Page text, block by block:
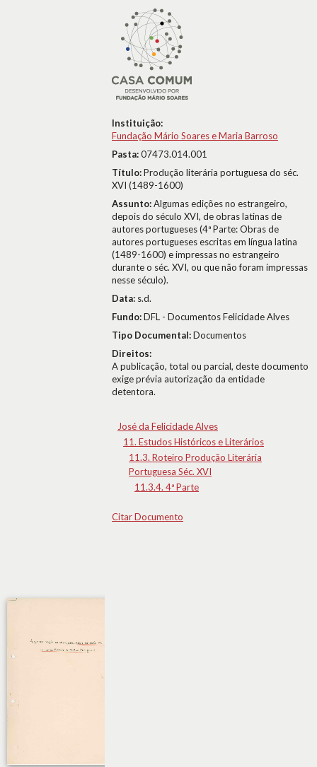
Instituição:
Fundação Mário Soares e Maria Barroso
Pasta:07473.014.001
Título:Produção literária portuguesa do séc.
XVI (1489-1600)
Assunto:Algumas edições no estrangeiro,
depois do século XVI, de obras latinas de
autores portugueses (4ª Parte: Obras de
autores portugueses escritas em língua latina
(1489-1600) e impressas no estrangeiro
durante o séc. XVI, ou que não foram impressas
nesse século).
Data: s.d.
Fundo:DFL - Documentos Felicidade Alves
Tipo Documental:Documentos
Direitos:
A publicação, total ou parcial, deste documento
exige prévia autorização da entidade
detentora.
José da Felicidade Alves
11. Estudos Históricos e Literários
11.3. Roteiro Produção Literária
Portuguesa Séc. XVI
11.3.4. 4ª Parte
Citar Documento